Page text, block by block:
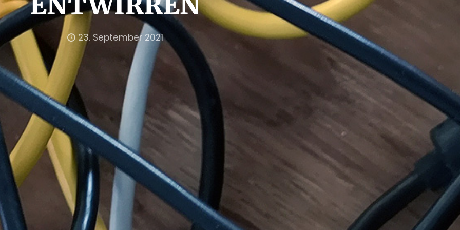
23. September 2021